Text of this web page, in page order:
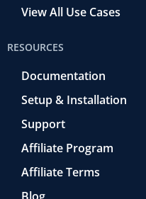
View All Use Cases
RESOURCES
Documentation
Setup & Installation
Support
Affiliate Program
Affiliate Terms